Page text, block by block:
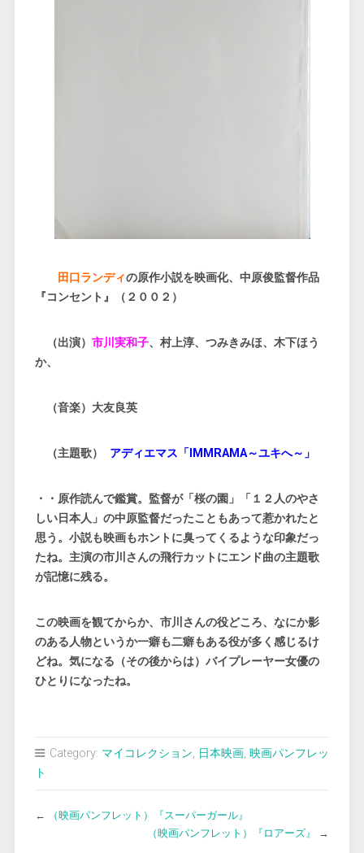
田口ランディの原作小説を映画化、中原俊監督作品
『コンセント』（２００２）
（出演） 市川実和子、村上淳、つみきみほ、木下ほう
か、
（音楽）大友良英
（主題歌） アディエマス「IMMRAMA～ユキへ～」
・・原作読んで鑑賞。監督が「桜の園」「１２人のやさ
しい日本人」の中原監督だったこともあって惹かれたと
思う。小説も映画もホントに臭ってくるような印象だっ
たね。主演の市川さんの飛行カットにエンド曲の主題歌
が記憶に残る。
この映画を観てからか、市川さんの役どころ、なにか影
のある人物というか一癖も二癖もある役が多く感じるけ
どね。気になる（その後からは）バイプレーヤー女優の
ひとりになったね。
Category: マイコレクション, 日本映画, 映画パンフレッ
ト
←
（映画パンフレット）『スーパーガール』
（映画パンフレット）『ロアーズ』
→